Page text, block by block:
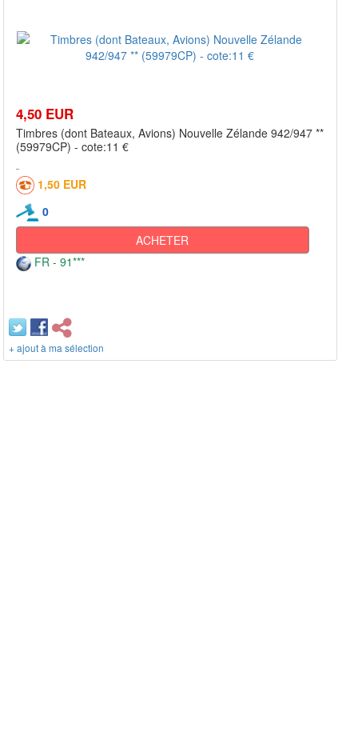
4,50 EUR
Timbres (dont Bateaux, Avions) Nouvelle Zélande 942/947 **
(59979CP) - cote:11 €
1,50 EUR
0
ACHETER
FR - 91***
+ ajout à ma sélection